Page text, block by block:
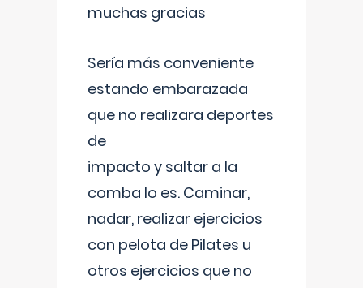
muchas gracias
Sería más conveniente
estando embarazada
que no realizara deportes
de
impacto y saltar a la
comba lo es. Caminar,
nadar, realizar ejercicios
con pelota de Pilates u
otros ejercicios que no